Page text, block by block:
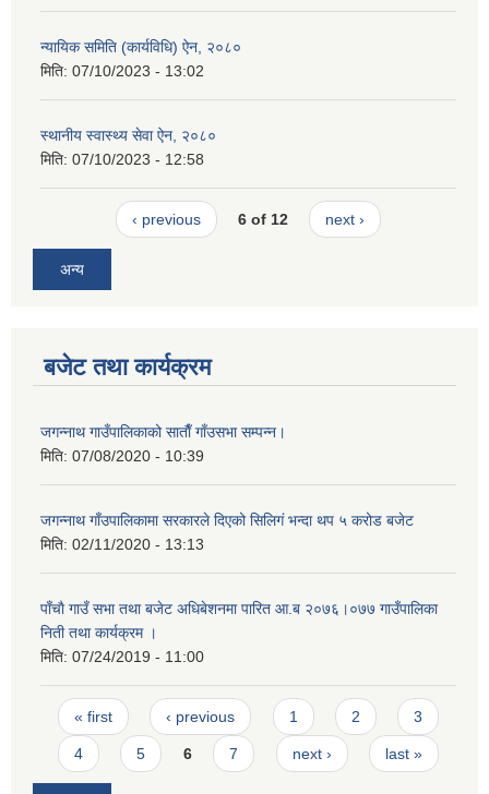
न्यायिक समिति (कार्यविधि) ऐन, २०८०
मिति: 07/10/2023 - 13:02
स्थानीय स्वास्थ्य सेवा ऐन, २०८०
मिति: 07/10/2023 - 12:58
‹ previous 6 of 12 next ›
अन्य
बजेट तथा कार्यक्रम
जगन्नाथ गाउँपालिकाको साताैँ गाँउसभा सम्पन्न।
मिति: 07/08/2020 - 10:39
जगन्नाथ गाँउपालिकामा सरकारले दिएको सिलिगं भन्दा थप ५ करोड बजेट
मिति: 02/11/2020 - 13:13
पाँचाै गाउँ सभा तथा बजेट अधिबेशनमा पारित आ.ब २०७६।०७७ गाउँपालिका
निती तथा कार्यक्रम ।
मिति: 07/24/2019 - 11:00
Pages
« first ‹ previous 1 2 3
4 5 6 7 next › last »